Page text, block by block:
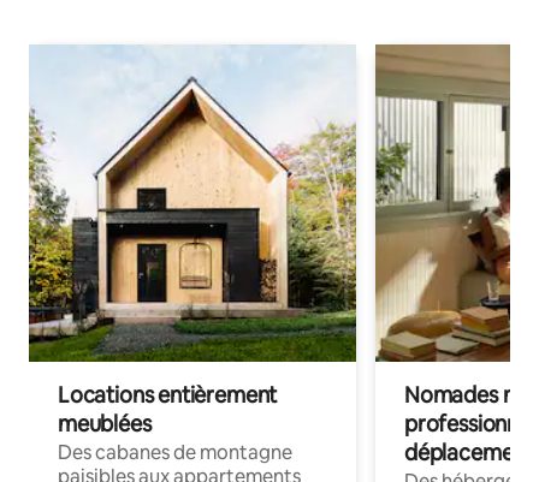
Locations entièrement
meublées
Des cabanes de montagne
paisibles aux appartements
Nomades
déplacement